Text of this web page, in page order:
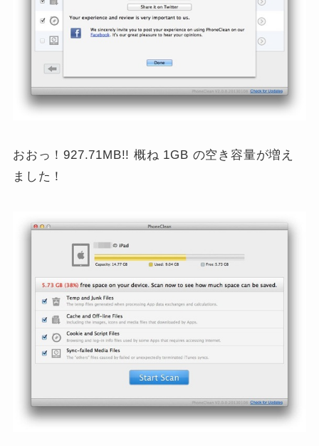
おおっ！927.71MB!! 概ね 1GB の空き容量が増え
ました！